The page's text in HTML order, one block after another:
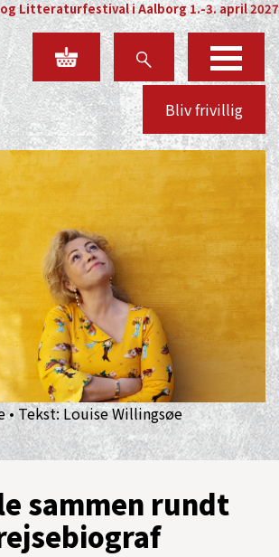
Bliv frivillig
Litteraturfestival i Aalborg 1.-3. april 2027
• Tekst: Louise Willingsøe
sammen rundt